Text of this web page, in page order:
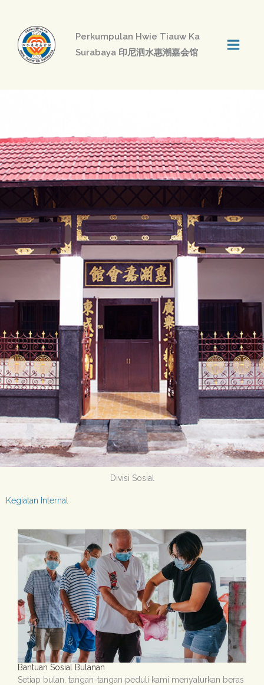
content
Perkumpulan Hwie Tiauw Ka
Surabaya 印尼泗水惠潮嘉会馆
Divisi Sosial
Kegiatan Internal
Bantuan Sosial Bulanan
Setiap bulan, tangan-tangan peduli kami menyalurkan beras